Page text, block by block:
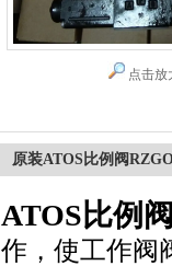
点击放
原装ATOS比例阀
ATOS比例
作，使工作阀